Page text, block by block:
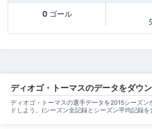
0ゴール
ディオゴ・トーマスのデータをダウ
ディオゴ・トーマスの選手データを2015シーズ
ドしよう。(シーズン全記録とシーズン平均記録を